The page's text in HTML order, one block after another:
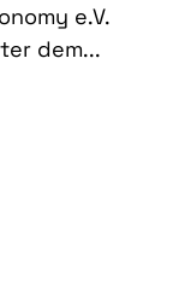
e.V.
dem...